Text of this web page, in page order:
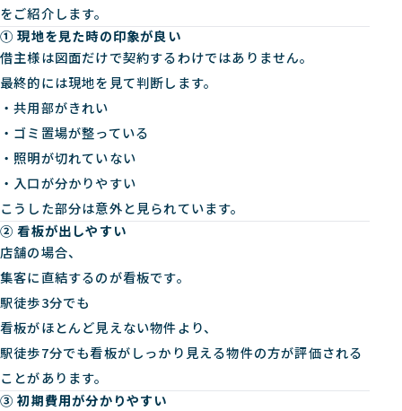
をご紹介します。
① 現地を見た時の印象が良い
借主様は図面だけで契約するわけではありません。
最終的には現地を見て判断します。
・共用部がきれい
・ゴミ置場が整っている
・照明が切れていない
・入口が分かりやすい
こうした部分は意外と見られています。
② 看板が出しやすい
店舗の場合、
集客に直結するのが看板です。
駅徒歩3分でも
看板がほとんど見えない物件より、
駅徒歩7分でも看板がしっかり見える物件の方が評価される
ことがあります。
③ 初期費用が分かりやすい